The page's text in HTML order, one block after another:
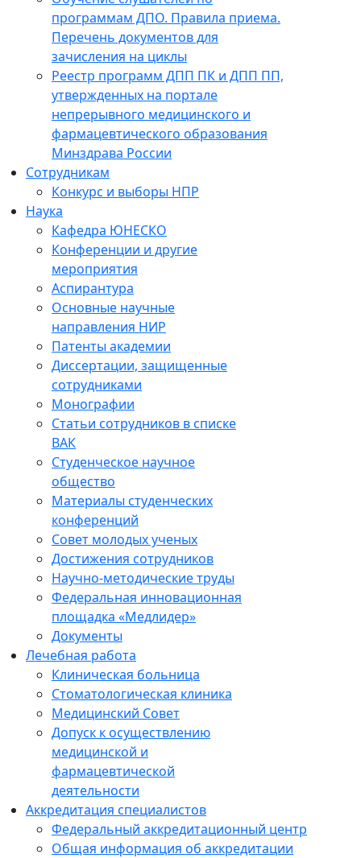
программам ДПО. Правила приема.
Перечень документов для
зачисления на циклы
Реестр программ ДПП ПК и ДПП ПП,
утвержденных на портале
непрерывного медицинского и
фармацевтического образования
Минздрава России
Сотрудникам
Конкурс и выборы НПР
Наука
Кафедра ЮНЕСКО
Конференции и другие
мероприятия
Аспирантура
Основные научные
направления НИР
Патенты академии
Диссертации, защищенные
сотрудниками
Монографии
Статьи сотрудников в списке
ВАК
Студенческое научное
общество
Материалы студенческих
конференций
Совет молодых ученых
Достижения сотрудников
Научно-методические труды
Федеральная инновационная
площадка «Медлидер»
Документы
Лечебная работа
Клиническая больница
Стоматологическая клиника
Медицинский Совет
Допуск к осуществлению
медицинской и
фармацевтической
деятельности
Аккредитация специалистов
Федеральный аккредитационный центр
Общая информация об аккредитации